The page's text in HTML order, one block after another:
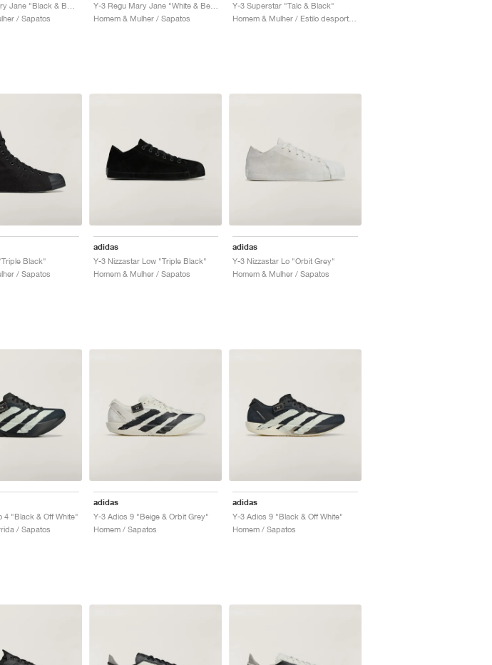
/ Sapatos
Y-3 Regu Mary Jane "White & Better Scarlet"
Homem & Mulher / Sapatos
Y-3 Superstar "Talc & Black"
Black"
/ Sapatos
adidas
Y-3 Nizzastar Low "Triple Black"
Homem & Mulher / Sapatos
adidas
Y-3 Nizzastar Lo "Orbit Grey"
Homem & Mulher / Sapatos
4 "Black & Off White"
/ Sapatos
adidas
Y-3 Adios 9 "Beige & Orbit Grey"
Homem / Sapatos
adidas
Y-3 Adios 9 "Black & Off White"
Homem / Sapatos